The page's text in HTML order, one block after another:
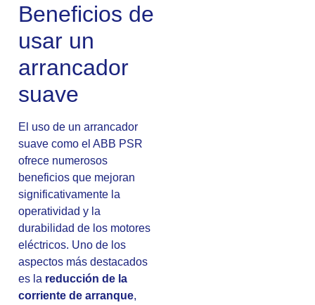
Beneficios de
usar un
arrancador
suave
El uso de un arrancador
suave como el ABB PSR
ofrece numerosos
beneficios que mejoran
significativamente la
operatividad y la
durabilidad de los motores
eléctricos. Uno de los
aspectos más destacados
es la reducción de la
corriente de arranque,